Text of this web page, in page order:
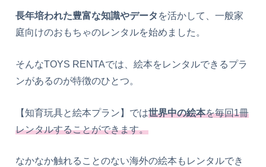
長年培われた豊富な知識やデータ を活かして、一般家
庭向けのおもちゃのレンタルを始めました。
そんなTOYS RENTAでは、絵本をレンタルできるプラ
ンがあるのが特徴のひとつ。
【知育玩具と絵本プラン】では世界中の絵本を毎回1冊
レンタルすることができます。
なかなか触れることのない海外の絵本もレンタルでき